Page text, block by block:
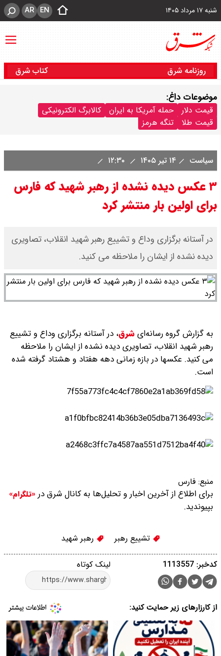
شنبه ۱۷ مرداد ۱۴۰۵ EN
AR
روزنامه شرق کتاب شرق
موضوعات داغ:
قیمت دلار حمله آمریکا به ایران
کالابرگ الکترونیکی
قیمت طلا
تنگه هرمز
سیاست ۱۴ تیر ۱۴۰۵
۳ عکس دیده نشده از رهبر شهید که فارس
برای اولین بار منتشر کرد
در آستانه برگزاری وداع و تشییع رهبر شهید انقلاب، تصاویری
دیده نشده از ایشان را ملاحظه می کنید.
به گزارش گروه رسانه‌ایشرق، در آستانه برگزاری وداع و تشییع
رهبر شهید انقلاب، تصاویری دیده نشده از ایشان را ملاحظه
می کنید. عکسها در بازه زمانی دهه هفتاد و هشتاد گرفته شده
است.
منبع: فارس
برای اطلاع از آخرین اخبار و تحلیل‌ها به کانال شرق در «تلگرام»
بپیوندید.
تشییع رهبر رهبر شهید
لینک کوتاه کدخبر: 1113557
از کارزارهای زیر حمایت کنید: